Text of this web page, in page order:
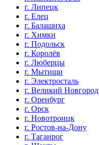
г. Липецк
г. Елец
г. Балашиха
г. Химки
г. Подольск
г. Королёв
г. Люберцы
г. Мытищи
г. Электросталь
г. Великий Новгород
г. Оренбург
г. Орск
г. Новотроицк
г. Ростов-на-Дону
г. Таганрог